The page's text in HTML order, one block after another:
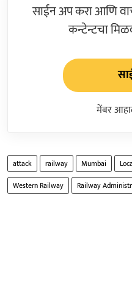
साईन अप करा आणि
कन्टेन्टचा
मेंबर
attack railway Mumbai
Western Railway
Railway